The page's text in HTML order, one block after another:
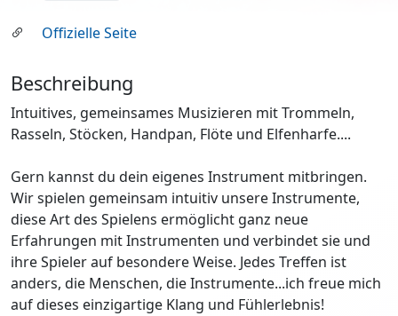
Offizielle Seite
Beschreibung
Intuitives, gemeinsames Musizieren mit Trommeln,
Rasseln, Stöcken, Handpan, Flöte und Elfenharfe....
Gern kannst du dein eigenes Instrument mitbringen.
Wir spielen gemeinsam intuitiv unsere Instrumente,
diese Art des Spielens ermöglicht ganz neue
Erfahrungen mit Instrumenten und verbindet sie und
ihre Spieler auf besondere Weise. Jedes Treffen ist
anders, die Menschen, die Instrumente...ich freue mich
auf dieses einzigartige Klang und Fühlerlebnis!